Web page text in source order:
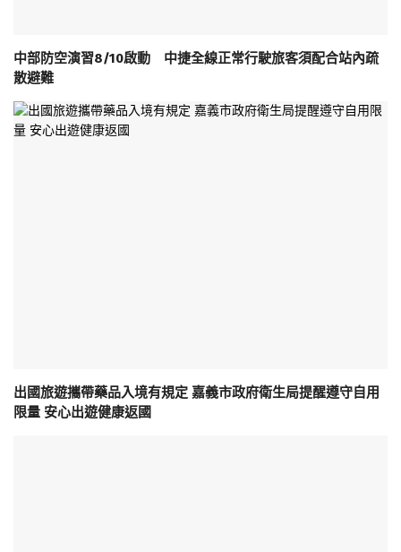
中部防空演習8/10啟動 中捷全線正常行駛旅客須配合站內疏
散避難
出國旅遊攜帶藥品入境有規定 嘉義市政府衛生局提醒遵守自用
限量 安心出遊健康返國